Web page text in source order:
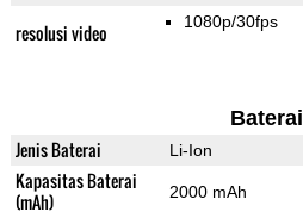
resolusi video 1080p/30fps
Baterai
Jenis Baterai Li-Ion
Kapasitas Baterai
(mAh)
2000 mAh